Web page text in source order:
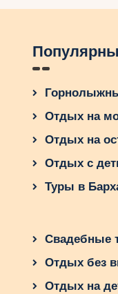
Отдых на
Отдых на
Отдых с
Туры в
Свадебные
Отдых без
Отдых на